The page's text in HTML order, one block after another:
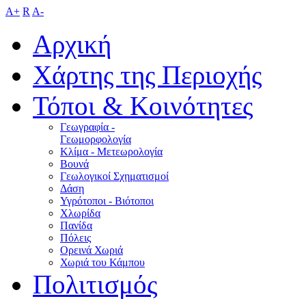
A+ R A-
Αρχική
Χάρτης της Περιοχής
Τόποι & Κοινότητες
Γεωγραφία -
Γεωμορφολογία
Κλίμα - Mετεωρολογία
Βουνά
Γεωλογικοί Σχηματισμοί
Δάση
Υγρότοποι - Βιότοποι
Χλωρίδα
Πανίδα
Πόλεις
Ορεινά Χωριά
Χωριά του Κάμπου
Πολιτισμός